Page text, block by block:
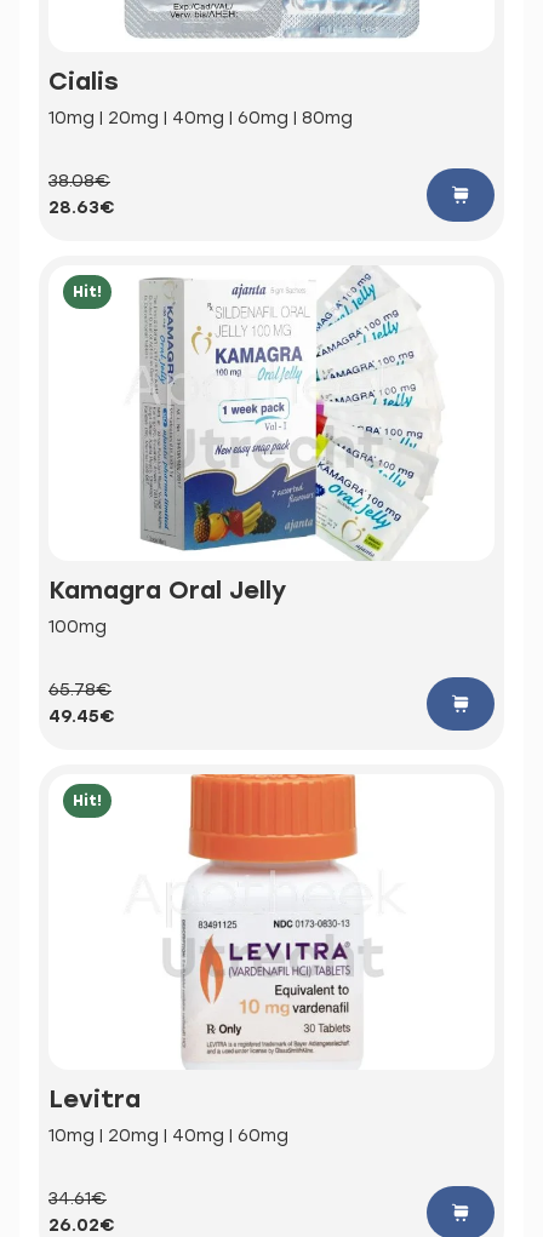
Cialis
10mg | 20mg | 40mg | 60mg | 80mg
38.08€
28.63€
Hit!
Kamagra Oral Jelly
100mg
65.78€
49.45€
Hit!
Levitra
10mg | 20mg | 40mg | 60mg
34.61€
26.02€